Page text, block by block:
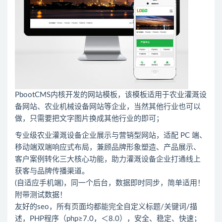
PbootCMS内核开发的网站模板，该模板适用于农业灌溉设
备网站、农业机械设备网站等企业，当然其他行业也可以
做，只需要把文字图片换成其他行业的即可；
专业级农业灌溉设备企业展示与营销型网站，适配 PC 端、
移动端双端响应式布局，兼顾品牌形象塑造、产品展示、
客户案例转化三大核心功能，助力灌溉设备企业打通线上
获客与品牌传播渠道。
(自适应手机端)，同一个后台，数据即时同步，简单适用！
附带测试数据！
友好的seo，所有页面均都能完全自定义标题/关键词/描
述，PHP程序（php≥7.0，＜8.0），安全、稳定、快速；